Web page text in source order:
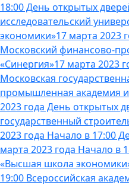
18:00 День открытых
исследовательский
экономики»17 марта 2023
Московский финансово-
«Синергия»17 марта 2023
Московская
промышленная академия
2023 года День открытых
государственный
2023 года Начало в 17:00
марта 2023 года Начало в
«Высшая школа
19:00 Всероссийская